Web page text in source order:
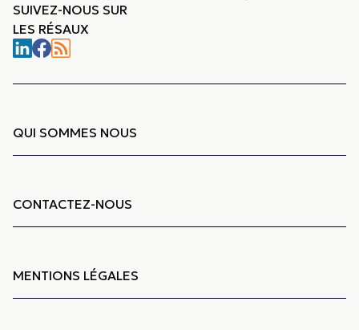
SUIVEZ-NOUS SUR
LES RÉSAUX
QUI SOMMES NOUS
CONTACTEZ-NOUS
MENTIONS LÉGALES